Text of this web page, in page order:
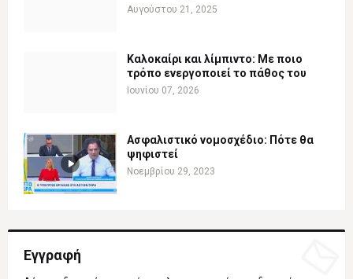
Αυγούστου 21, 2025
Καλοκαίρι και λίμπιντο: Με ποιο
τρόπο ενεργοποιεί το πάθος του
Ιουνίου 07, 2026
Ασφαλιστικό νομοσχέδιο: Πότε θα
ψηφιστεί
Νοεμβρίου 29, 2023
Εγγραφή